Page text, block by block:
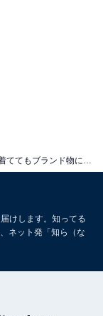
けします。知ってる
ネット発「知ら（な